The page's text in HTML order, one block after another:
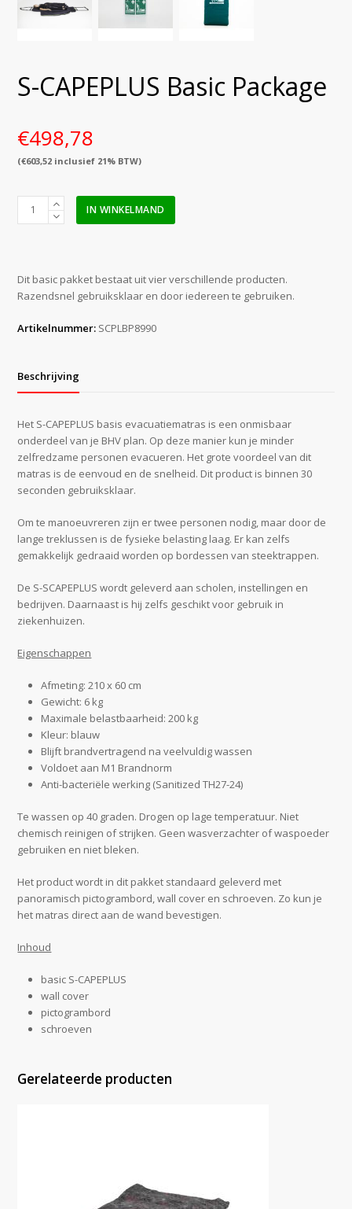
S-CAPEPLUS Basic Package
€498,78
(€603,52 inclusief 21% BTW)
CAPEPLUS
IN WINKELMAND
Dit basic pakket bestaat uit vier verschillende producten.
Razendsnel gebruiksklaar en door iedereen te gebruiken.
Artikelnummer: SCPLBP8990
Beschrijving
Het S-CAPEPLUS basis evacuatiematras is een onmisbaar
onderdeel van je BHV plan. Op deze manier kun je minder
zelfredzame personen evacueren. Het grote voordeel van dit
matras is de eenvoud en de snelheid. Dit product is binnen 30
seconden gebruiksklaar.
Om te manoeuvreren zijn er twee personen nodig, maar door de
lange treklussen is de fysieke belasting laag. Er kan zelfs
gemakkelijk gedraaid worden op bordessen van steektrappen.
De S-SCAPEPLUS wordt geleverd aan scholen, instellingen en
bedrijven. Daarnaast is hij zelfs geschikt voor gebruik in
ziekenhuizen.
Eigenschappen
Afmeting: 210 x 60 cm
Gewicht: 6 kg
Maximale belastbaarheid: 200 kg
Kleur: blauw
Blijft brandvertragend na veelvuldig wassen
Voldoet aan M1 Brandnorm
Anti-bacteriële werking (Sanitized TH27-24)
Te wassen op 40 graden. Drogen op lage temperatuur. Niet
chemisch reinigen of strijken. Geen wasverzachter of waspoeder
gebruiken en niet bleken.
Het product wordt in dit pakket standaard geleverd met
panoramisch pictogrambord, wall cover en schroeven. Zo kun je
het matras direct aan de wand bevestigen.
Inhoud
basic S-CAPEPLUS
wall cover
pictogrambord
schroeven
Gerelateerde producten